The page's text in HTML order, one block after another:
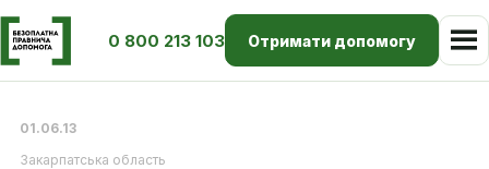
0 800 213 103 Отримати допомогу
01.06.13
Закарпатська область